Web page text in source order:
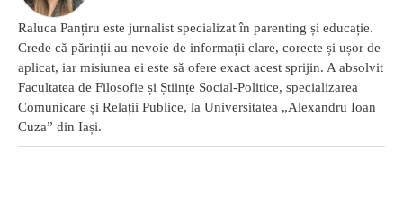
Raluca Panțiru este jurnalist specializat în parenting și educație.
Crede că părinții au nevoie de informații clare, corecte și ușor de
aplicat, iar misiunea ei este să ofere exact acest sprijin. A absolvit
Facultatea de Filosofie și Științe Social-Politice, specializarea
Comunicare și Relații Publice, la Universitatea „Alexandru Ioan
Cuza” din Iași.